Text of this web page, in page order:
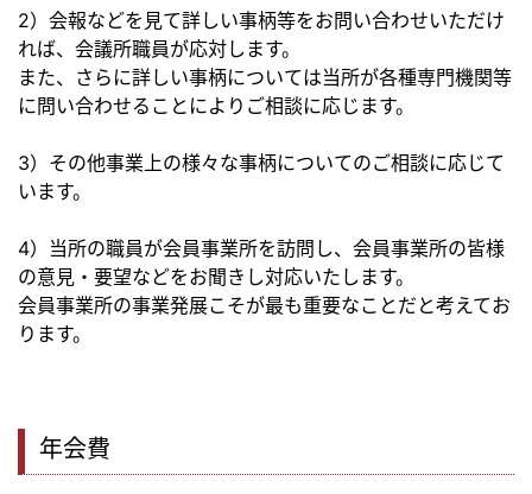
2）会報などを見て詳しい事柄等をお問い合わせいただけ
れば、会議所職員が応対します。
また、さらに詳しい事柄については当所が各種専門機関等
に問い合わせることによりご相談に応じます。
3）その他事業上の様々な事柄についてのご相談に応じて
います。
4）当所の職員が会員事業所を訪問し、会員事業所の皆様
の意見・要望などをお聞きし対応いたします。
会員事業所の事業発展こそが最も重要なことだと考えてお
ります。
年会費